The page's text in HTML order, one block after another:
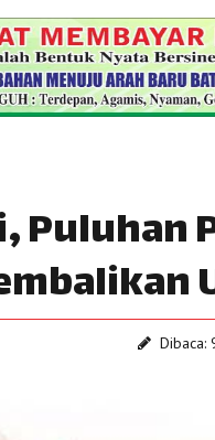
Puluhan
Dibaca: